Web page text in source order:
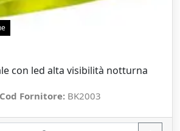
con led alta visibilità notturna
Cod Fornitore: BK2003